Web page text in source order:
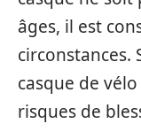
âges, il est
circonstances.
casque de
risques de